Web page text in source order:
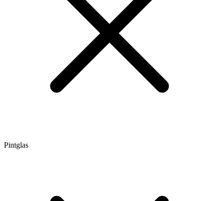
Pintglas